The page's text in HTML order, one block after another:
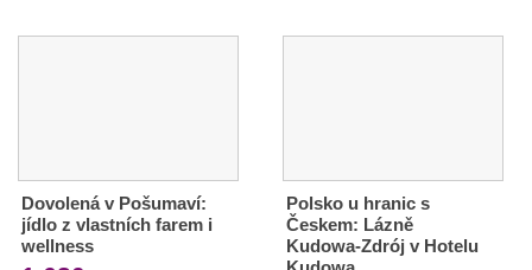
Dovolená v Pošumaví:
jídlo z vlastních farem i
wellness
Polsko u hranic s
Českem: Lázně
Kudowa-Zdrój v Hotelu